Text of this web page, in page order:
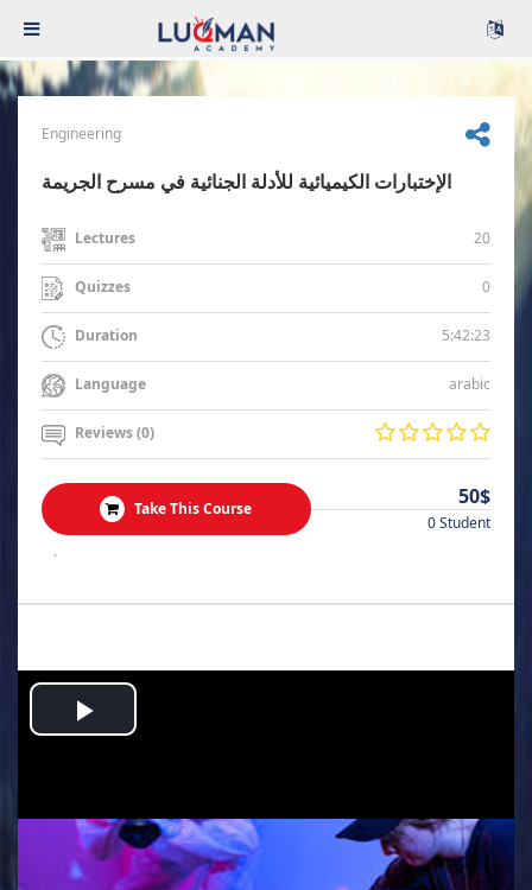
Engineering
الإختبارات الكيميائية للأدلة الجنائية في مسرح الجريمة
Lectures 20
Quizzes 0
Duration 5:42:23
Language arabic
Reviews (0)
Take This Course 50$
0 Student
.
Play